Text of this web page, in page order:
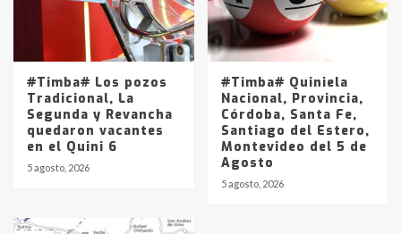
#Timba# Los pozos
Tradicional, La
Segunda y Revancha
quedaron vacantes
en el Quini 6
5 agosto, 2026
#Timba# Quiniela
Nacional, Provincia,
Córdoba, Santa Fe,
Santiago del Estero,
Montevideo del 5 de
Agosto
5 agosto, 2026